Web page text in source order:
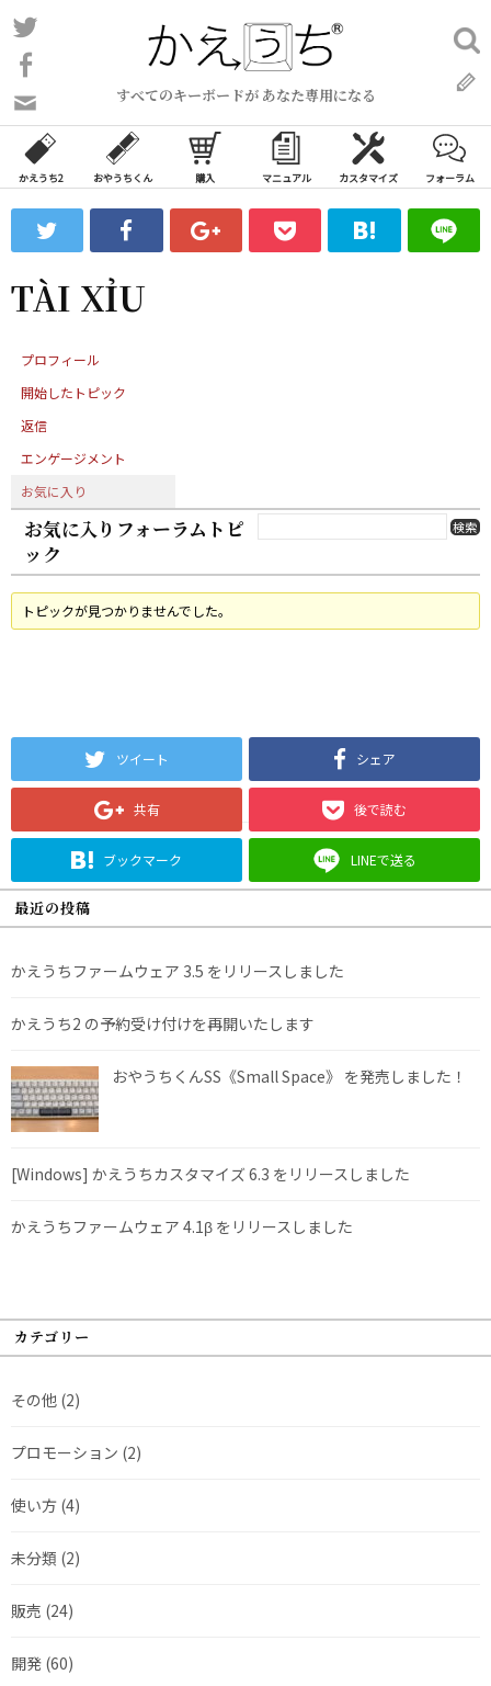
コ
ン
ン
ツ
ス
ッ
プ
すべてのキーボードが あなた専用になる
い
合
わ
フ
ォ
ー
ム
検
索:
かえうち2 おやうちくん 購入 マニュアル カスタマイズ フォーラム
TÀI XỈU
プロフィール
開始したトピック
返信
エンゲージメント
お気に入り
お気に入りフォーラムトピ
ック
トピックが見つかりませんでした。
ツイート シェア
共有 後で読む
ブックマーク LINEで送る
最近の投稿
かえうちファームウェア 3.5 をリリースしました
かえうち2 の予約受け付けを再開いたします
おやうちくんSS《Small Space》 を発売しました！
[Windows] かえうちカスタマイズ 6.3 をリリースしました
かえうちファームウェア 4.1β をリリースしました
カテゴリー
その他 (2)
プロモーション (2)
使い方 (4)
未分類 (2)
販売 (24)
開発 (60)